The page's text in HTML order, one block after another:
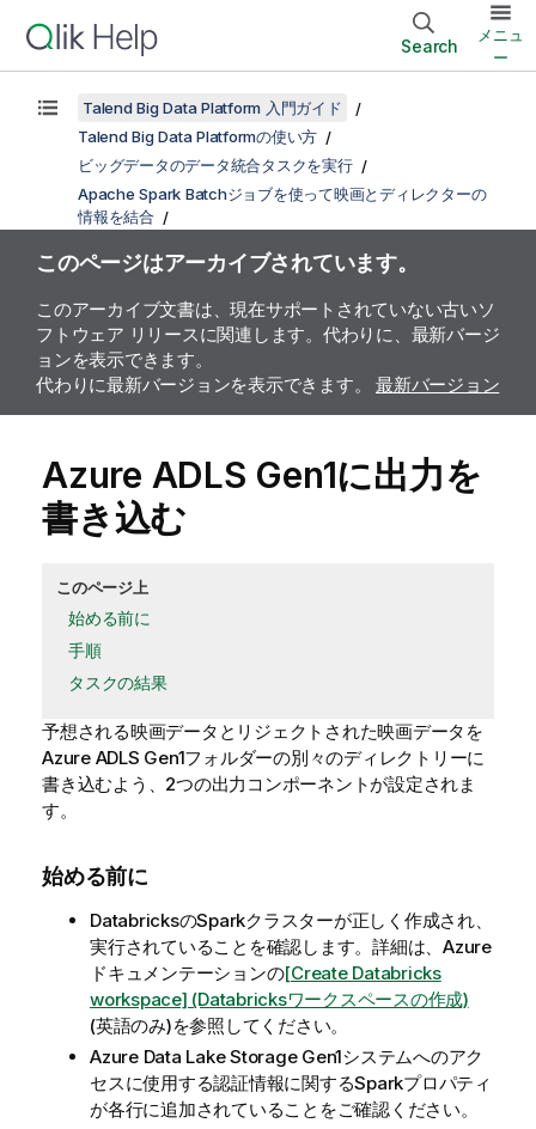
Search
メニュ
ー
Talend Big Data Platform 入門ガイド
Talend Big Data Platformの使い方
ビッグデータのデータ統合タスクを実行
Apache Spark Batchジョブを使って映画とディレクターの
情報を結合
このページはアーカイブされています。
このアーカイブ文書は、現在サポートされていない古いソ
フトウェア リリースに関連します。代わりに、最新バージ
ョンを表示できます。
代わりに最新バージョンを表示できます。 最新バージョン
Azure ADLS Gen1に出力を
書き込む
このページ上
始める前に
手順
タスクの結果
予想される映画データとリジェクトされた映画データを
Azure ADLS Gen1フォルダーの別々のディレクトリーに
書き込むよう、2つの出力コンポーネントが設定されま
す。
始める前に
DatabricksのSparkクラスターが正しく作成され、
実行されていることを確認します。詳細は、Azure
ドキュメンテーションの[Create Databricks
workspace] (Databricksワークスペースの作成)
(英語のみ)を参照してください。
Azure Data Lake Storage Gen1システムへのアク
セスに使用する認証情報に関するSparkプロパティ
が各行に追加されていることをご確認ください。